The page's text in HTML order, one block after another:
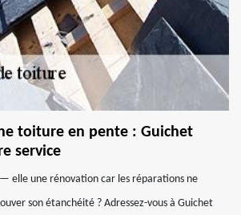
toiture en pente : Guichet
service
elle une rénovation car les réparations ne
son étanchéité ? Adressez-vous à Guichet